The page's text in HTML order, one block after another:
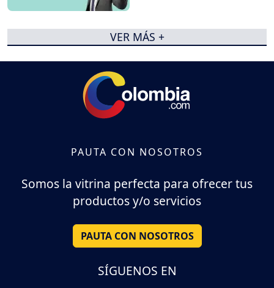
VER MÁS +
PAUTA CON NOSOTROS
Somos la vitrina perfecta para ofrecer tus
productos y/o servicios
PAUTA CON NOSOTROS
SÍGUENOS EN